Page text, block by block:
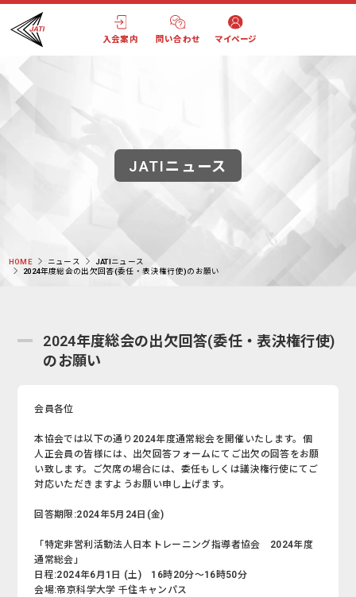
入会案内 問い合わせ マイページ
JATIニュース
HOME ニュース
JATIニュース
2024年度総会の出欠回答(委任・表決権行使)のお願い
2024年度総会の出欠回答(委任・表決権行使)
のお願い
会員各位
本協会では以下の通り2024年度通常総会を開催いたします。個
人正会員の皆様には、出欠回答フォームにてご出欠の回答をお願
い致します。ご欠席の場合には、委任もしくは議決権行使にてご
対応いただきますようお願い申し上げます。
回答期限:2024年5月24日(金)
「特定非営利活動法人日本トレーニング指導者協会 2024年度
通常総会」
日程:2024年6月1日 (土) 16時20分～16時50分
会場:帝京科学大学 千住キャンパス